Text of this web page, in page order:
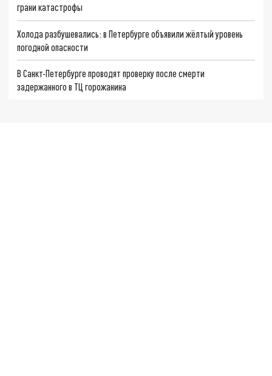
грани катастрофы
Холода разбушевались: в Петербурге объявили жёлтый уровень
погодной опасности
В Санкт-Петербурге проводят проверку после смерти
задержанного в ТЦ горожанина